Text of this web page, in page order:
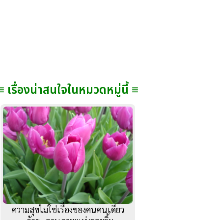
เรื่องน่าสนใจในหมวดหมู่นี้ ≡
ความสุขไม่ใช่เรื่องของคนคนเดียว